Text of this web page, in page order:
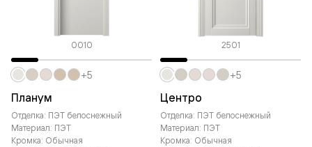
0010
Планум
Отделка: ПЭТ белоснежный
Материал: ПЭТ
Кромка: Обычная
+5
2501
Центро
Отделка: ПЭТ белоснежный
Материал: ПЭТ
Кромка: Обычная
+5